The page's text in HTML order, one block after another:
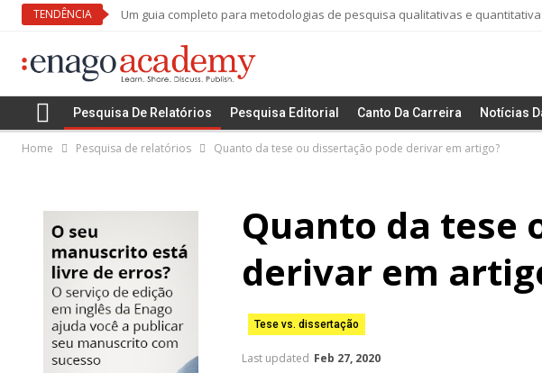
TENDÊNCIA Um guia completo para metodologias de pesquisa qualitativas e
Pesquisa De Relatórios Pesquisa Editorial Canto Da Carreira Notícias
Home Pesquisa de relatórios Quanto da tese ou dissertação pode derivar em artigo?
Quanto da tese
derivar em
Tese vs. dissertação
Last updated Feb 27, 2020